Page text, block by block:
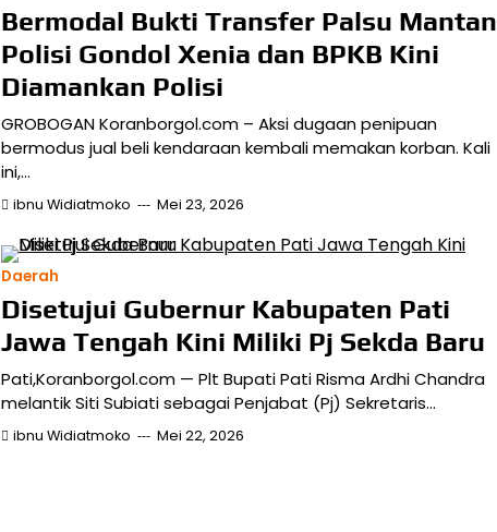
Bermodal Bukti Transfer Palsu Mantan
Polisi Gondol Xenia dan BPKB Kini
Diamankan Polisi
GROBOGAN Koranborgol.com – Aksi dugaan penipuan
bermodus jual beli kendaraan kembali memakan korban. Kali
ini,…
ibnu Widiatmoko Mei 23, 2026
Daerah
Disetujui Gubernur Kabupaten Pati
Jawa Tengah Kini Miliki Pj Sekda Baru ​
Pati,Koranborgol.com — Plt Bupati Pati Risma Ardhi Chandra
melantik Siti Subiati sebagai Penjabat (Pj) Sekretaris…
ibnu Widiatmoko Mei 22, 2026